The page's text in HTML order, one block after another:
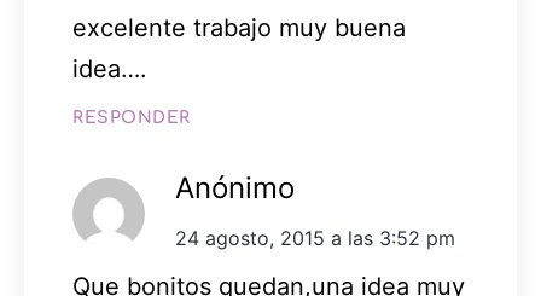
excelente trabajo muy buena
idea….
RESPONDER
Anónimo
24 agosto, 2015 a las 3:52 pm
Que bonitos quedan,una idea muy